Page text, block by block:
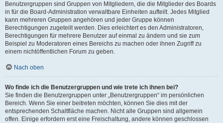
Benutzergruppen sind Gruppen von Mitgliedern, die die Mitglieder des Boards
in für die Board-Administration verwaltbare Einheiten aufteilt. Jedes Mitglied
kann mehreren Gruppen angehören und jeder Gruppe können
Berechtigungen zugeteilt werden. Dies erleichtert es den Administratoren,
Berechtigungen für mehrere Benutzer auf einmal zu ändern und sie zum
Beispiel zu Moderatoren eines Bereichs zu machen oder ihnen Zugriff zu
einem nichtöffentlichen Forum zu geben.
Nach oben
Wo finde ich die Benutzergruppen und wie trete ich ihnen bei?
Sie finden die Benutzergruppen unter „Benutzergruppen“ im persönlichen
Bereich. Wenn Sie einer beitreten möchten, können Sie dies mit der
entsprechenden Schaltfläche machen. Nicht alle Gruppen sind allgemein
offen. Einige erfordern erst eine Freischaltung, andere können geschlossen